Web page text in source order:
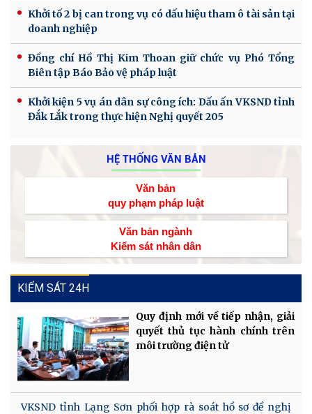
Khởi tố 2 bị can trong vụ có dấu hiệu tham ô tài sản tại
doanh nghiệp
Đồng chí Hồ Thị Kim Thoan giữ chức vụ Phó Tổng
Biên tập Báo Bảo vệ pháp luật
Khởi kiện 5 vụ án dân sự công ích: Dấu ấn VKSND tỉnh
Đắk Lắk trong thực hiện Nghị quyết 205
HỆ THỐNG VĂN BẢN
Văn bản
quy phạm pháp luật
Văn bản ngành
Kiểm sát nhân dân
KIỂM SÁT 24H
Quy định mới về tiếp nhận, giải
quyết thủ tục hành chính trên
môi trường điện tử
VKSND tỉnh Lạng Sơn phối hợp rà soát hồ sơ đề nghị